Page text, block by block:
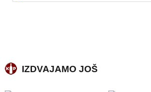
IZDVAJAMO JOŠ